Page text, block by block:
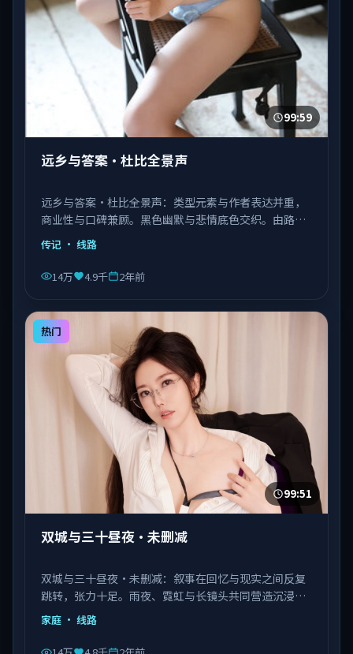
99:59
远乡与答案·杜比全景声
远乡与答案·杜比全景声：类型元素与作者表达并重，
商业性与口碑兼顾。黑色幽默与悲情底色交织。由路阳
执导，张译、肖战、杨紫琼等主演，中国香港出品，类
型为传记。
传记 · 线路
14万 4.9千 2年前
热门
99:51
双城与三十昼夜·未删减
双城与三十昼夜·未删减：叙事在回忆与现实之间反复
跳转，张力十足。雨夜、霓虹与长镜头共同营造沉浸氛
围。由陈凯歌执导，佟丽娅、马丽、瑛太等主演，韩国
出品，类型为家庭。
家庭 · 线路